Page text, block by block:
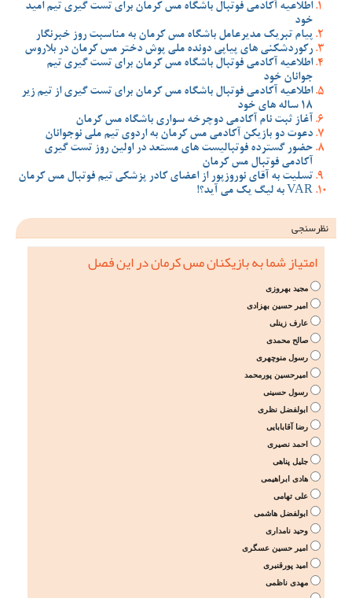
اطلاعیه آکادمی فوتبال باشگاه مس کرمان برای تست گیری تیم امید
خود
پیام تبریک مدیرعامل باشگاه مس کرمان به مناسبت روز خبرنگار
رکوردشکنی های پیاپی دونده ملی پوش دختر مس کرمان در بلاروس
اطلاعیه آکادمی فوتبال باشگاه مس کرمان برای تست گیری تیم
جوانان خود
اطلاعیه آکادمی فوتبال باشگاه مس کرمان برای تست گیری از تیم زیر
18 ساله های خود
آغاز ثبت نام آکادمی دوچرخه سواری باشگاه مس کرمان
دعوت دو بازیکن آکادمی مس کرمان به اردوی تیم ملی نوجوانان
حضور گسترده فوتبالیست های مستعد در اولین روز تست گیری
آکادمی فوتبال مس کرمان
تسلیت به آقای نوروزپور از اعضای کادر پزشکی تیم فوتبال مس کرمان
VAR به لیگ یک می آید؟!
نظرسنجی
امتیاز شما به بازیکنان مس کرمان در این فصل
مجید بهروزی
امیر حسین بهزادی
عارف زینلی
صالح محمدی
رسول منوچهری
امیرحسین پورمحمد
رسول حسینی
ابولفضل نظری
رضا آقابابایی
احمد نصیری
جلیل پناهی
هادی ابراهیمی
علی تهامی
ابولفضل هاشمی
وحید نامداری
امیر حسین عسگری
امید پورقنبری
مهدی ناظمی